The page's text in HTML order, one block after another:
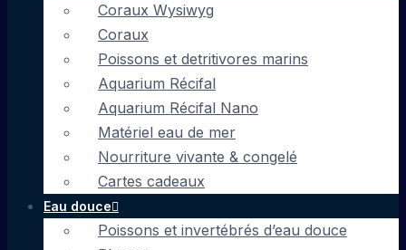
Coraux Wysiwyg
Coraux
Poissons et detritivores marins
Aquarium Récifal
Aquarium Récifal Nano
Matériel eau de mer
Nourriture vivante & congelé
Cartes cadeaux
Eau douce
Poissons et invertébrés d’eau douce